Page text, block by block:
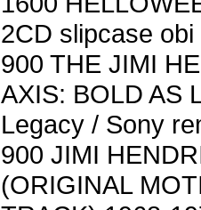
2CD slipcase
900 THE JIMI
AXIS: BOLD AS
Legacy / Sony
900 JIMI
(ORIGINAL